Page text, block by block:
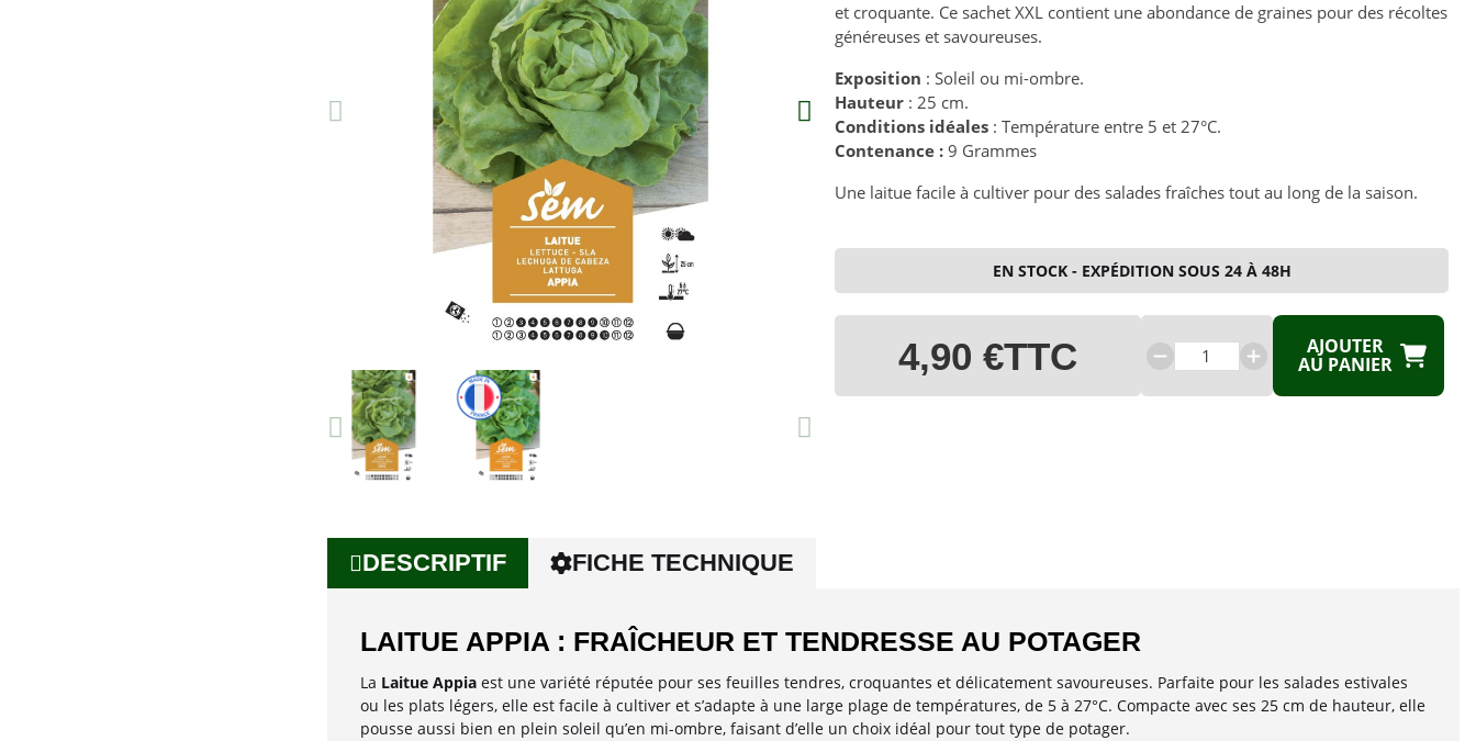
et croquante. Ce sachet XXL contient une abondance de graines pour des récoltes
généreuses et savoureuses.
Exposition : Soleil ou mi-ombre.
Hauteur : 25 cm.
Conditions idéales : Température entre 5 et 27°C.
Contenance : 9 Grammes
Une laitue facile à cultiver pour des salades fraîches tout au long de la saison.
EN STOCK - EXPÉDITION SOUS 24 À 48H
4,90 €TTC AJOUTER
AU PANIER
DESCRIPTIF FICHE TECHNIQUE
LAITUE APPIA : FRAÎCHEUR ET TENDRESSE AU POTAGER
La Laitue Appiaest une variété réputée pour ses feuilles tendres, croquantes et délicatement savoureuses. Parfaite pour les salades estivales
ou les plats légers, elle est facile à cultiver et s’adapte à une large plage de températures, de 5 à 27°C. Compacte avec ses 25 cm de hauteur, elle
pousse aussi bien en plein soleil qu’en mi-ombre, faisant d’elle un choix idéal pour tout type de potager.